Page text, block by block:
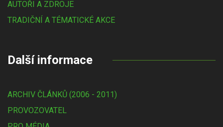
AUTOŘI A ZDROJE
TRADIČNÍ A TÉMATICKÉ AKCE
Další informace
ARCHIV ČLÁNKŮ (2006 - 2011)
PROVOZOVATEL